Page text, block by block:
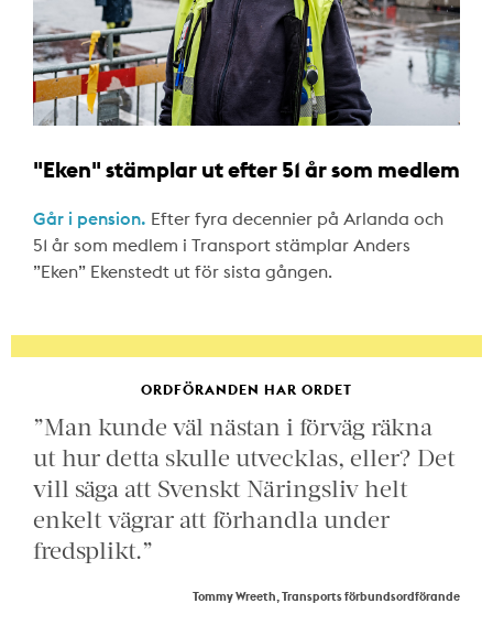
"Eken" stämplar ut efter 51 år som medlem
Går i pension. Efter fyra decennier på Arlanda och
51 år som medlem i Transport stämplar Anders
”Eken” Ekenstedt ut för sista gången.
ORDFÖRANDEN HAR ORDET
”Man kunde väl nästan i förväg räkna
ut hur detta skulle utvecklas, eller? Det
vill säga att Svenskt Näringsliv helt
enkelt vägrar att förhandla under
fredsplikt.”
Tommy Wreeth, Transports förbundsordförande